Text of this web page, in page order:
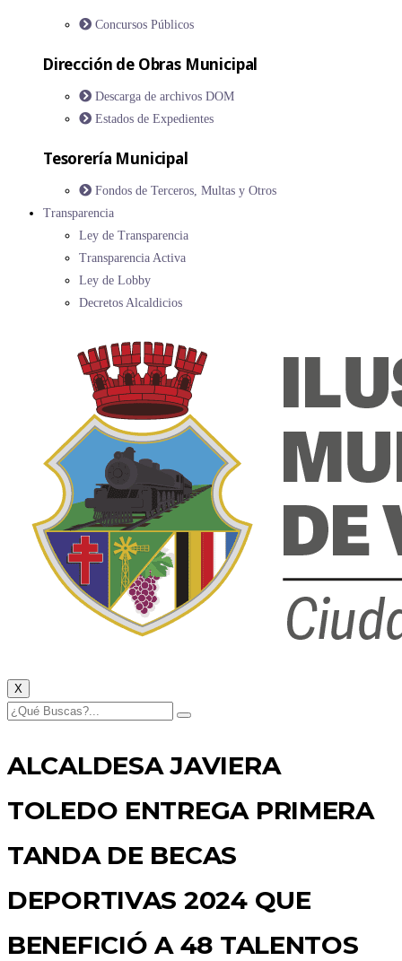
Concursos Públicos
Dirección de Obras Municipal
Descarga de archivos DOM
Estados de Expedientes
Tesorería Municipal
Fondos de Terceros, Multas y Otros
Transparencia
Ley de Transparencia
Transparencia Activa
Ley de Lobby
Decretos Alcaldicios
X
ALCALDESA JAVIERA
TOLEDO ENTREGA PRIMERA
TANDA DE BECAS
DEPORTIVAS 2024 QUE
BENEFICIÓ A 48 TALENTOS